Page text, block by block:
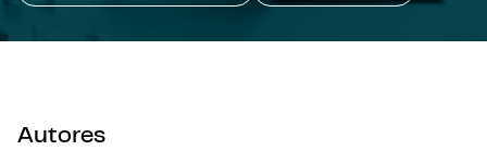
Autores